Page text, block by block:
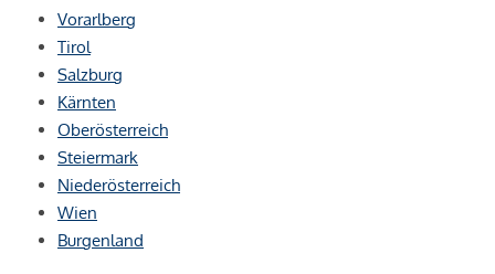
Vorarlberg
Tirol
Salzburg
Kärnten
Oberösterreich
Steiermark
Niederösterreich
Wien
Burgenland